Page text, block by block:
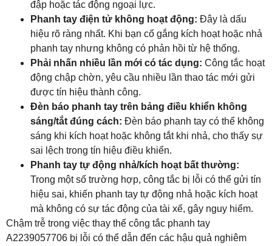
đập hoặc tác động ngoại lực.
Phanh tay điện tử không hoạt động: Đây là dấu
hiệu rõ ràng nhất. Khi bạn cố gắng kích hoạt hoặc nhả
phanh tay nhưng không có phản hồi từ hệ thống.
Phải nhấn nhiều lần mới có tác dụng: Công tắc hoạt
động chập chờn, yêu cầu nhiều lần thao tác mới gửi
được tín hiệu thành công.
Đèn báo phanh tay trên bảng điều khiển không
sáng/tắt đúng cách: Đèn báo phanh tay có thể không
sáng khi kích hoạt hoặc không tắt khi nhả, cho thấy sự
sai lệch trong tín hiệu điều khiển.
Phanh tay tự động nhả/kích hoạt bất thường:
Trong một số trường hợp, công tắc bị lỗi có thể gửi tín
hiệu sai, khiến phanh tay tự động nhả hoặc kích hoạt
mà không có sự tác động của tài xế, gây nguy hiểm.
Chậm trễ trong việc thay thế công tắc phanh tay
A2239057706 bị lỗi có thể dẫn đến các hậu quả nghiêm